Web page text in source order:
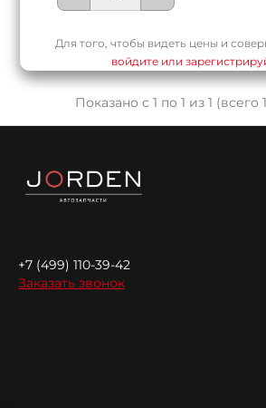
Для того, чтобы видеть цены и
войдите или
Показано с 1 по 1 из 1 (всего
+7 (499) 110-39-42
Заказать звонок